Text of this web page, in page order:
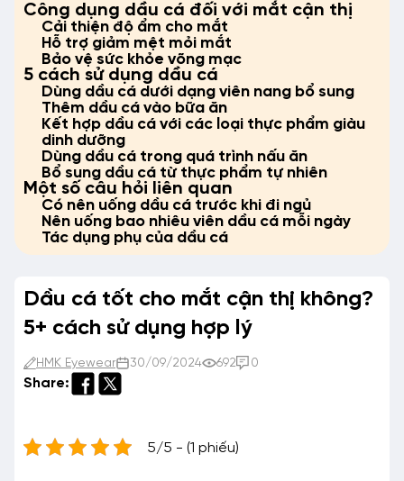
Dầu cá tốt cho mắt cận thị không?
5+ cách sử dụng hợp lý
HMK Eyewear 30/09/2024 692 0
Share:
5/5 - (1 phiếu)
Công dụng dầu cá đối với mắt cận thị
Cải thiện độ ẩm cho mắt
Hỗ trợ giảm mệt mỏi mắt
Bảo vệ sức khỏe võng mạc
5 cách sử dụng dầu cá
Dùng dầu cá dưới dạng viên nang bổ sung
Thêm dầu cá vào bữa ăn
Kết hợp dầu cá với các loại thực phẩm giàu
dinh dưỡng
Dùng dầu cá trong quá trình nấu ăn
Bổ sung dầu cá từ thực phẩm tự nhiên
Một số câu hỏi liên quan
Có nên uống dầu cá trước khi đi ngủ
Nên uống bao nhiêu viên dầu cá mỗi ngày
Tác dụng phụ của dầu cá